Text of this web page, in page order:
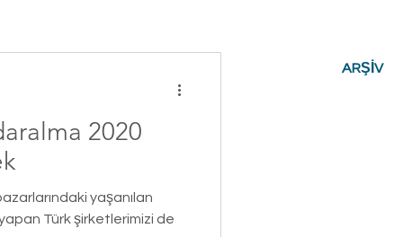
2020
yaşanılan
Türk şirketlerimizi de
ARŞİV